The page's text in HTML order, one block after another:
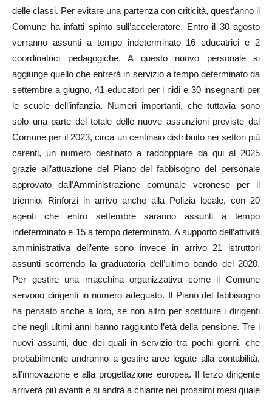
delle classi. Per evitare una partenza con criticità, quest’anno il
Comune ha infatti spinto sull’acceleratore. Entro il 30 agosto
verranno assunti a tempo indeterminato 16 educatrici e 2
coordinatrici pedagogiche. A questo nuovo personale si
aggiunge quello che entrerà in servizio a tempo determinato da
settembre a giugno, 41 educatori per i nidi e 30 insegnanti per
le scuole dell’infanzia. Numeri importanti, che tuttavia sono
solo una parte del totale delle nuove assunzioni previste dal
Comune per il 2023, circa un centinaio distribuito nei settori più
carenti, un numero destinato a raddoppiare da qui al 2025
grazie all’attuazione del Piano del fabbisogno del personale
approvato dall’Amministrazione comunale veronese per il
triennio. Rinforzi in arrivo anche alla Polizia locale, con 20
agenti che entro settembre saranno assunti a tempo
indeterminato e 15 a tempo determinato. A supporto dell’attività
amministrativa dell’ente sono invece in arrivo 21 istruttori
assunti scorrendo la graduatoria dell’ultimo bando del 2020.
Per gestire una macchina organizzativa come il Comune
servono dirigenti in numero adeguato. Il Piano del fabbisogno
ha pensato anche a loro, se non altro per sostituire i dirigenti
che negli ultimi anni hanno raggiunto l’età della pensione. Tre i
nuovi assunti, due dei quali in servizio tra pochi giorni, che
probabilmente andranno a gestire aree legate alla contabilità,
all’innovazione e alla progettazione europea. Il terzo dirigente
arriverà più avanti e si andrà a chiarire nei prossimi mesi quale